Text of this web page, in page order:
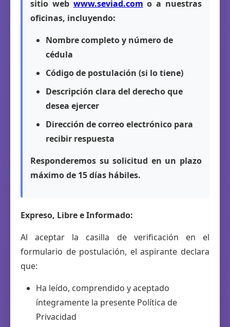
sitio web www.seviad.com o a nuestras
oficinas, incluyendo:
Nombre completo y número de
cédula
Código de postulación (si lo tiene)
Descripción clara del derecho que
desea ejercer
Dirección de correo electrónico para
recibir respuesta
Responderemos su solicitud en un plazo
máximo de 15 días hábiles.
Expreso, Libre e Informado:
Al aceptar la casilla de verificación en el
formulario de postulación, el aspirante declara
que:
Ha leído, comprendido y aceptado
íntegramente la presente Política de
Privacidad